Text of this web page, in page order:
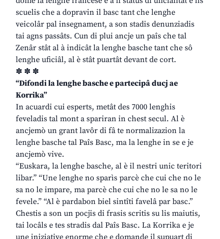
scuelis che a dopravin il basc tant che lenghe
veicolâr pal insegnament, a son stadis denunziadis
tai agns passâts. Cun di plui ancje un paîs che tal
Zenâr stât al à indicât la lenghe basche tant che sô
lenghe uficiâl, al è stât puartât devant de cort.
✽ ✽ ✽
“Difondi la lenghe basche e partecipâ ducj ae
Korrika”
In acuardi cui esperts, metât des 7000 lenghis
feveladis tal mont a spariran in chest secul. Al è
ancjemò un grant lavôr di fâ te normalizazion la
lenghe basche tal Paîs Basc, ma la lenghe in se e je
ancjemò vive.
“Euskara, la lenghe basche, al è il nestri unic teritori
libar.” “Une lenghe no sparìs parcè che cui che no le
sa no le impare, ma parcè che cui che no le sa no le
fevele.” “Al è pardabon biel sintîti favelâ par basc.”
Chestis a son un pocjis di frasis scritis su lis maiutis,
tai locâls e tes stradis dal Paîs Basc. La Korrika e je